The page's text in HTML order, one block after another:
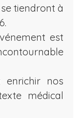
tiendront à
est
enrichir nos
médical